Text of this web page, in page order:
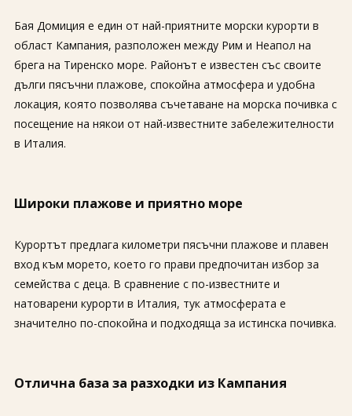
Бая Домиция е един от най-приятните морски курорти в
област Кампания, разположен между Рим и Неапол на
брега на Тиренско море. Районът е известен със своите
дълги пясъчни плажове, спокойна атмосфера и удобна
локация, която позволява съчетаване на морска почивка с
посещение на някои от най-известните забележителности
в Италия.
Широки плажове и приятно море
Курортът предлага километри пясъчни плажове и плавен
вход към морето, което го прави предпочитан избор за
семейства с деца. В сравнение с по-известните и
натоварени курорти в Италия, тук атмосферата е
значително по-спокойна и подходяща за истинска почивка.
Отлична база за разходки из Кампания